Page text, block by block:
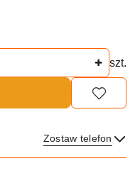
szt.
Zostaw telefon